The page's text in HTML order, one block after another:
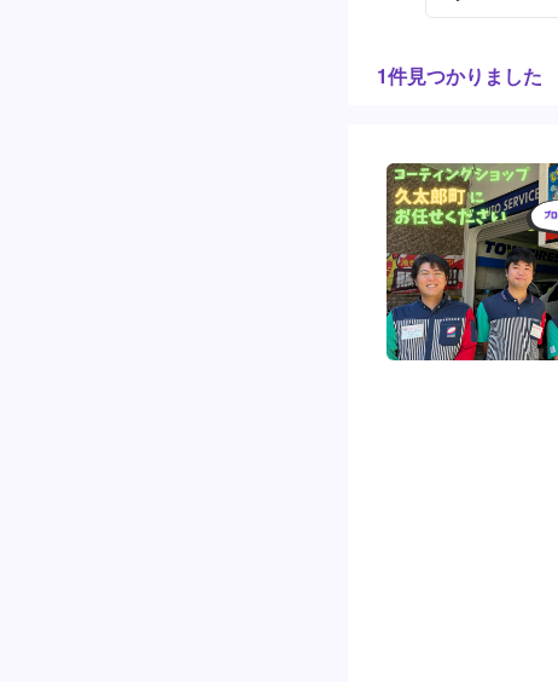
1件見つかりました